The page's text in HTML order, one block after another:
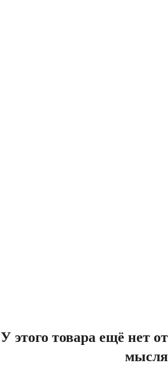
У этого товара ещё нет